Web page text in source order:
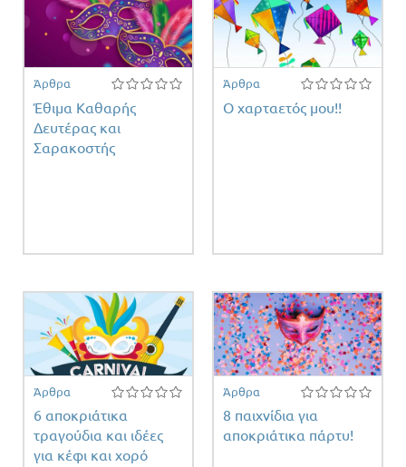
Άρθρα
Έθιμα Καθαρής
Δευτέρας και
Σαρακοστής
Άρθρα
Ο χαρταετός μου!!
Άρθρα
6 αποκριάτικα
τραγούδια και ιδέες
για κέφι και χορό
Άρθρα
8 παιχνίδια για
αποκριάτικα πάρτυ!